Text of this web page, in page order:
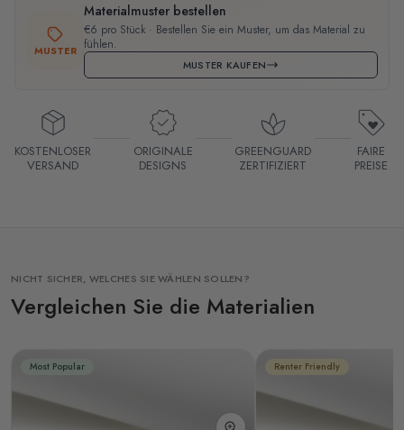
MUSTER
Materialmuster bestellen
€6 pro Stück · Bestellen Sie ein Muster, um das Material zu
fühlen.
MUSTER KAUFEN
KOSTENLOSER
VERSAND
ORIGINALE
DESIGNS
GREENGUARD
ZERTIFIZIERT
FAIRE
PREISE
NICHT SICHER, WELCHES SIE WÄHLEN SOLLEN?
Vergleichen Sie die Materialien
Most Popular Renter Friendly